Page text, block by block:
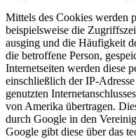
Mittels des Cookies werden
beispielsweise die
ausging und die Häufigkeit
die betroffene Person,
Internetseiten werden diese
einschließlich der IP-
genutzten
von Amerika übertragen.
durch Google in den
Google gibt diese über das